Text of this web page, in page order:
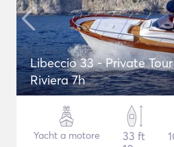
Libeccio 33 - Private
Riviera 7h
Yacht a motore
33 ft